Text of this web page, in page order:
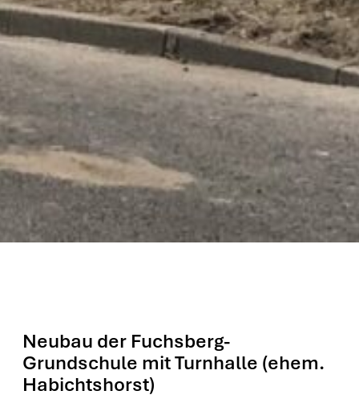
Neubau der Fuchsberg-
Grundschule mit Turnhalle (ehem.
Habichtshorst)